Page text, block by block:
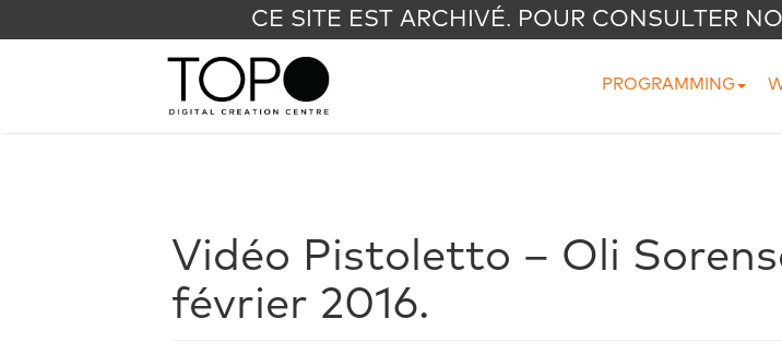
CE SITE EST ARCHIVÉ. POUR CONSULTER
PROGRAMMING
Vidéo Pistoletto – Oli
février 2016.